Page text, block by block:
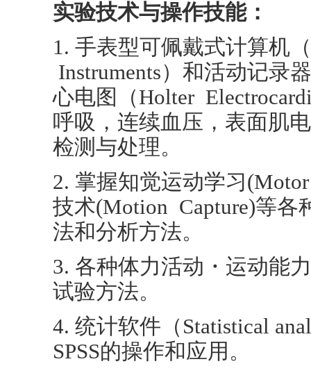
实验技术与操作技能：
1. 手表型可佩戴式计算机
Instruments）和活动记录
心电图（Holter
呼吸，连续血压，表面肌
检测与处理。
2. 掌握知觉运动学习
技术(Motion Capture)等各
法和分析方法。
3. 各种体力活动・运动能
试验方法。
4. 统计软件（Statistical
SPSS的操作和应用。